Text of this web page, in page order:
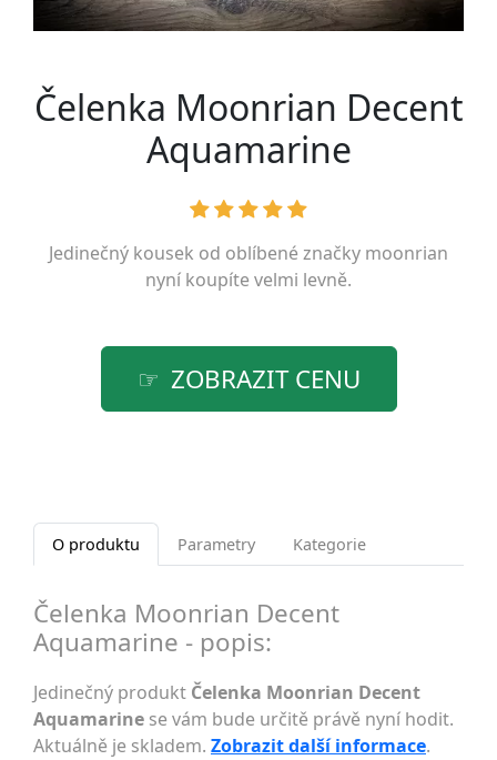
Čelenka Moonrian Decent
Aquamarine
Jedinečný kousek od oblíbené značky moonrian
nyní koupíte velmi levně.
ZOBRAZIT CENU
O produktu Parametry Kategorie
Čelenka Moonrian Decent
Aquamarine - popis:
Jedinečný produkt Čelenka Moonrian Decent
Aquamarine se vám bude určitě právě nyní hodit.
Aktuálně je skladem. Zobrazit další informace.